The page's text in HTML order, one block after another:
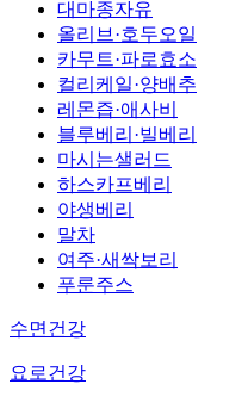
대마종자유
올리브·호두오일
카무트·파로효소
컬리케일·양배추
레몬즙·애사비
블루베리·빌베리
마시는샐러드
하스카프베리
야생베리
말차
여주·새싹보리
푸룬주스
수면건강
요로건강